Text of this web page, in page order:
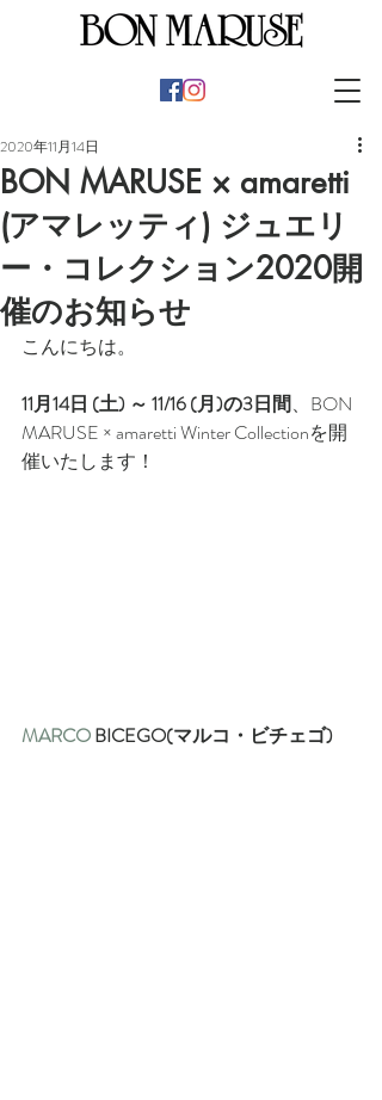
BON MARUSE × amaretti
(アマレッティ) ジュエリ
ー・コレクション2020開
催のお知らせ
2020年11月14日
こんにちは。
11月14日 (土) ～ 11/16 (月)の3日間、BON
MARUSE × amaretti Winter Collectionを開
催いたします！
MARCO BICEGO(マルコ・ビチェゴ)